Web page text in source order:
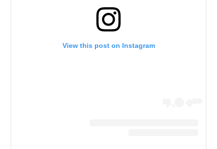
View this post on Instagram